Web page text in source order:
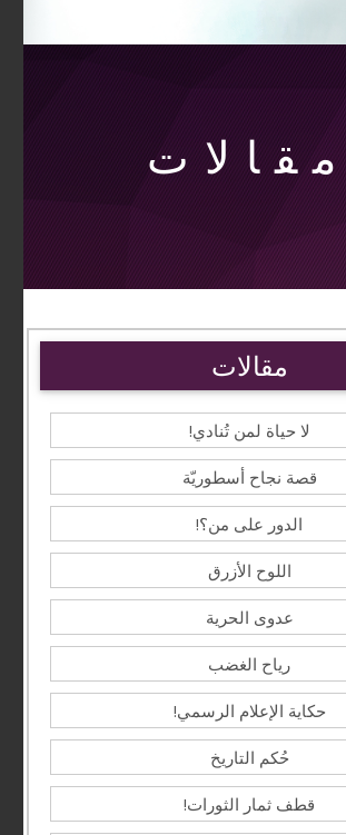
مقالات
مقالات
لا حياة لمن تُنادي!
قصة نجاح أسطوريّة
الدور على من؟!
اللوح الأزرق
عدوى الحرية
رياح الغضب
حكاية الإعلام الرسمي!
حُكم التاريخ
قطف ثمار الثورات!